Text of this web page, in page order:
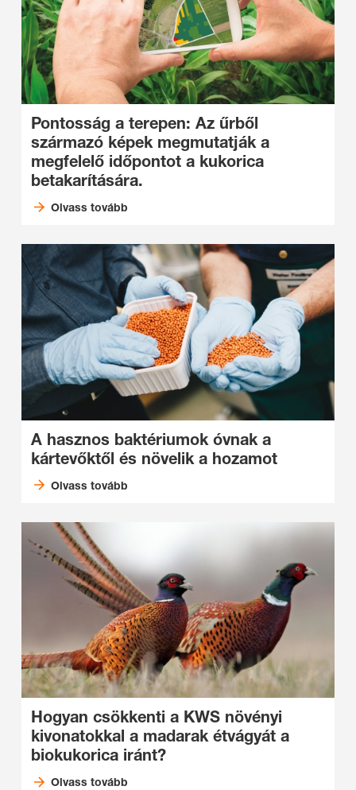
Pontosság a terepen: Az űrből
származó képek megmutatják a
megfelelő időpontot a kukorica
betakarítására.
Olvass tovább
A hasznos baktériumok óvnak a
kártevőktől és növelik a hozamot
Olvass tovább
Hogyan csökkenti a KWS növényi
kivonatokkal a madarak étvágyát a
biokukorica iránt?
Olvass tovább